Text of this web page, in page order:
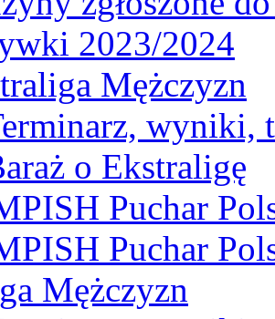
2023/2024
Mężczyzn
wyniki,
o Ekstraligę
Puchar
Puchar
Mężczyzn